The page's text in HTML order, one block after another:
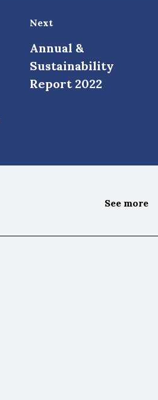
Next
Annual &
Sustainability
Report 2022
See more